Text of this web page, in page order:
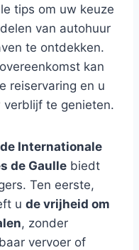
tips om uw keuze
van autohuur
te ontdekken.
kan
reiservaring en u
verblijf te genieten.
de Internationale
de Gaulle biedt
Ten eerste,
u de vrijheid om
, zonder
vervoer of